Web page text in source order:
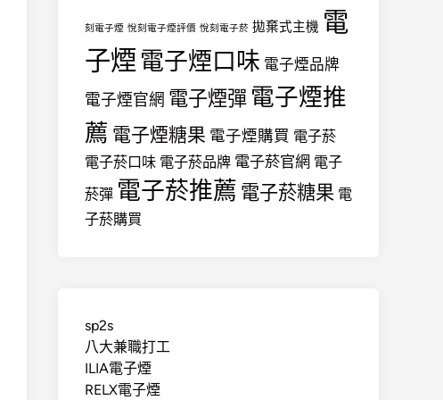
刻電子煙 悅刻電子煙評價 悅刻電子菸 拋棄式主機 電
子煙 電子煙口味 電子煙品牌
電子煙官網 電子煙彈 電子煙推
薦 電子煙糖果 電子煙購買 電子菸
電子菸口味 電子菸品牌 電子菸官網 電子
菸彈 電子菸推薦 電子菸糖果 電
子菸購買
sp2s
八大兼職打工
ILIA電子煙
RELX電子煙